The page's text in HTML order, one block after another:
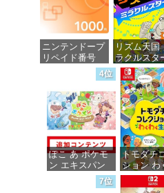
ニンテンドープ
リペイド番号
1000円|オンラ
価格：¥1,000
リズム天国
ラクルスタ
-Switch
価格：
4位
ぽこ あ ポケモ
ン エキスパン
ションパス|オン
ラインコード版
トモダチ
ション わ
く生活 -
7位